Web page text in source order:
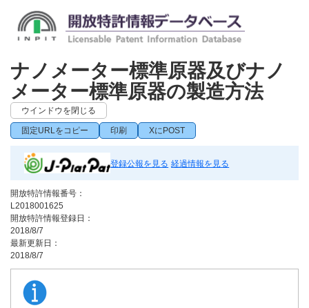
ナノメーター標準原器及びナノ
メーター標準原器の製造方法
ウインドウを閉じる
固定URLをコピー 印刷 XにPOST
登録公報を見る 経過情報を見る
開放特許情報番号：
L2018001625
開放特許情報登録日：
2018/8/7
最新更新日：
2018/8/7